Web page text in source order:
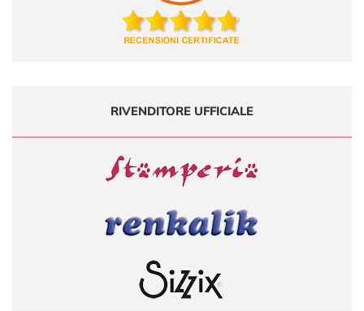
RIVENDITORE UFFICIALE